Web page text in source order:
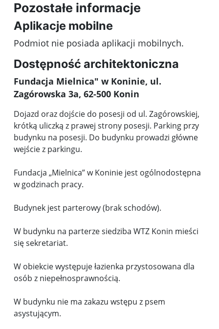
Pozostałe informacje
Aplikacje mobilne
Podmiot nie posiada aplikacji mobilnych.
Dostępność architektoniczna
Fundacja Mielnica" w Koninie, ul.
Zagórowska 3a, 62-500 Konin
Dojazd oraz dojście do posesji od ul. Zagórowskiej,
krótką uliczką z prawej strony posesji. Parking przy
budynku na posesji. Do budynku prowadzi główne
wejście z parkingu.
Fundacja „Mielnica” w Koninie jest ogólnodostępna
w godzinach pracy.
Budynek jest parterowy (brak schodów).
W budynku na parterze siedziba WTZ Konin mieści
się sekretariat.
W obiekcie występuje łazienka przystosowana dla
osób z niepełnosprawnością.
W budynku nie ma zakazu wstępu z psem
asystującym.